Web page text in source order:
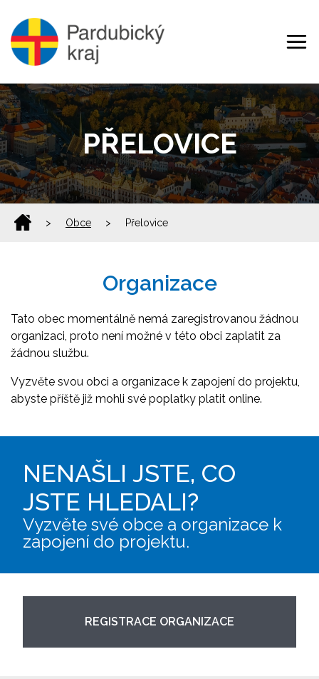
PŘELOVICE
> Obce > Přelovice
Organizace
Tato obec momentálně nemá zaregistrovanou žádnou
organizaci, proto není možné v této obci zaplatit za
žádnou službu.
Vyzvěte svou obci a organizace k zapojení do projektu,
abyste příště již mohli své poplatky platit online.
NENAŠLI JSTE, CO
JSTE HLEDALI?
Vyzvěte své obce a organizace k
zapojení do projektu.
REGISTRACE ORGANIZACE